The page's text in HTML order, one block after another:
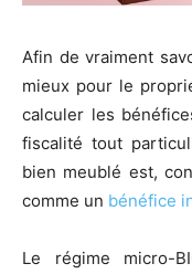
Afin de vraiment
mieux pour le
calculer les
fiscalité tout
bien meublé est,
comme un bénéfice
Le régime micro-